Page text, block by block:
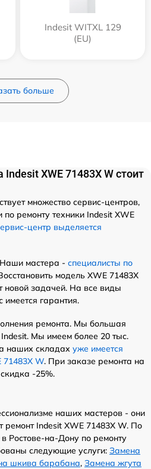
Indesit WITXL 129
(EU)
больше
XWE 71483X W стоит
множество сервис-центров,
ремонту техники Indesit XWE
центр выделяется
мастера - специалисты по
модель XWE 71483X
новой задачей. На все виды
гарантия.
ремонта. Мы большая
Indesit. Мы имеем более 20 тыс.
наших складах уже имеется
71483X W. При заказе ремонта на
-25%.
наших мастеров - они
ремонт Indesit XWE 71483X W. По
Ростове-на-Дону по ремонту
следующие услуги: Замена
шкива барабана, Замена жгута